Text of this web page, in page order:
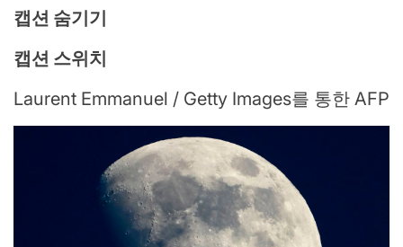
캡션 숨기기
캡션 스위치
Laurent Emmanuel / Getty Images를 통한 AFP